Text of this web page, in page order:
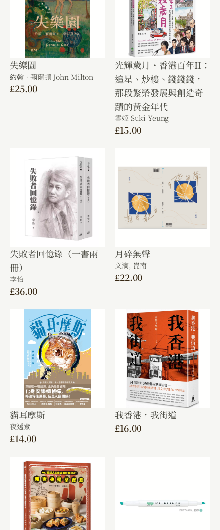
失樂園
約翰．彌爾頓 John Milton
£25.00
光輝歲月・香港百年II：
追星、炒樓、錢錢錢，
那段繁榮發展與創造奇
蹟的黃金年代
雪姬 Suki Yeung
£15.00
失敗者回憶錄（一書兩
冊）
李怡
£36.00
月碎無聲
文滴, 崑南
£22.00
貓耳摩斯
夜透紫
£14.00
我香港，我街道
£16.00